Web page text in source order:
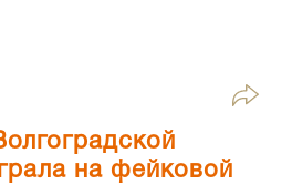
на фейковой